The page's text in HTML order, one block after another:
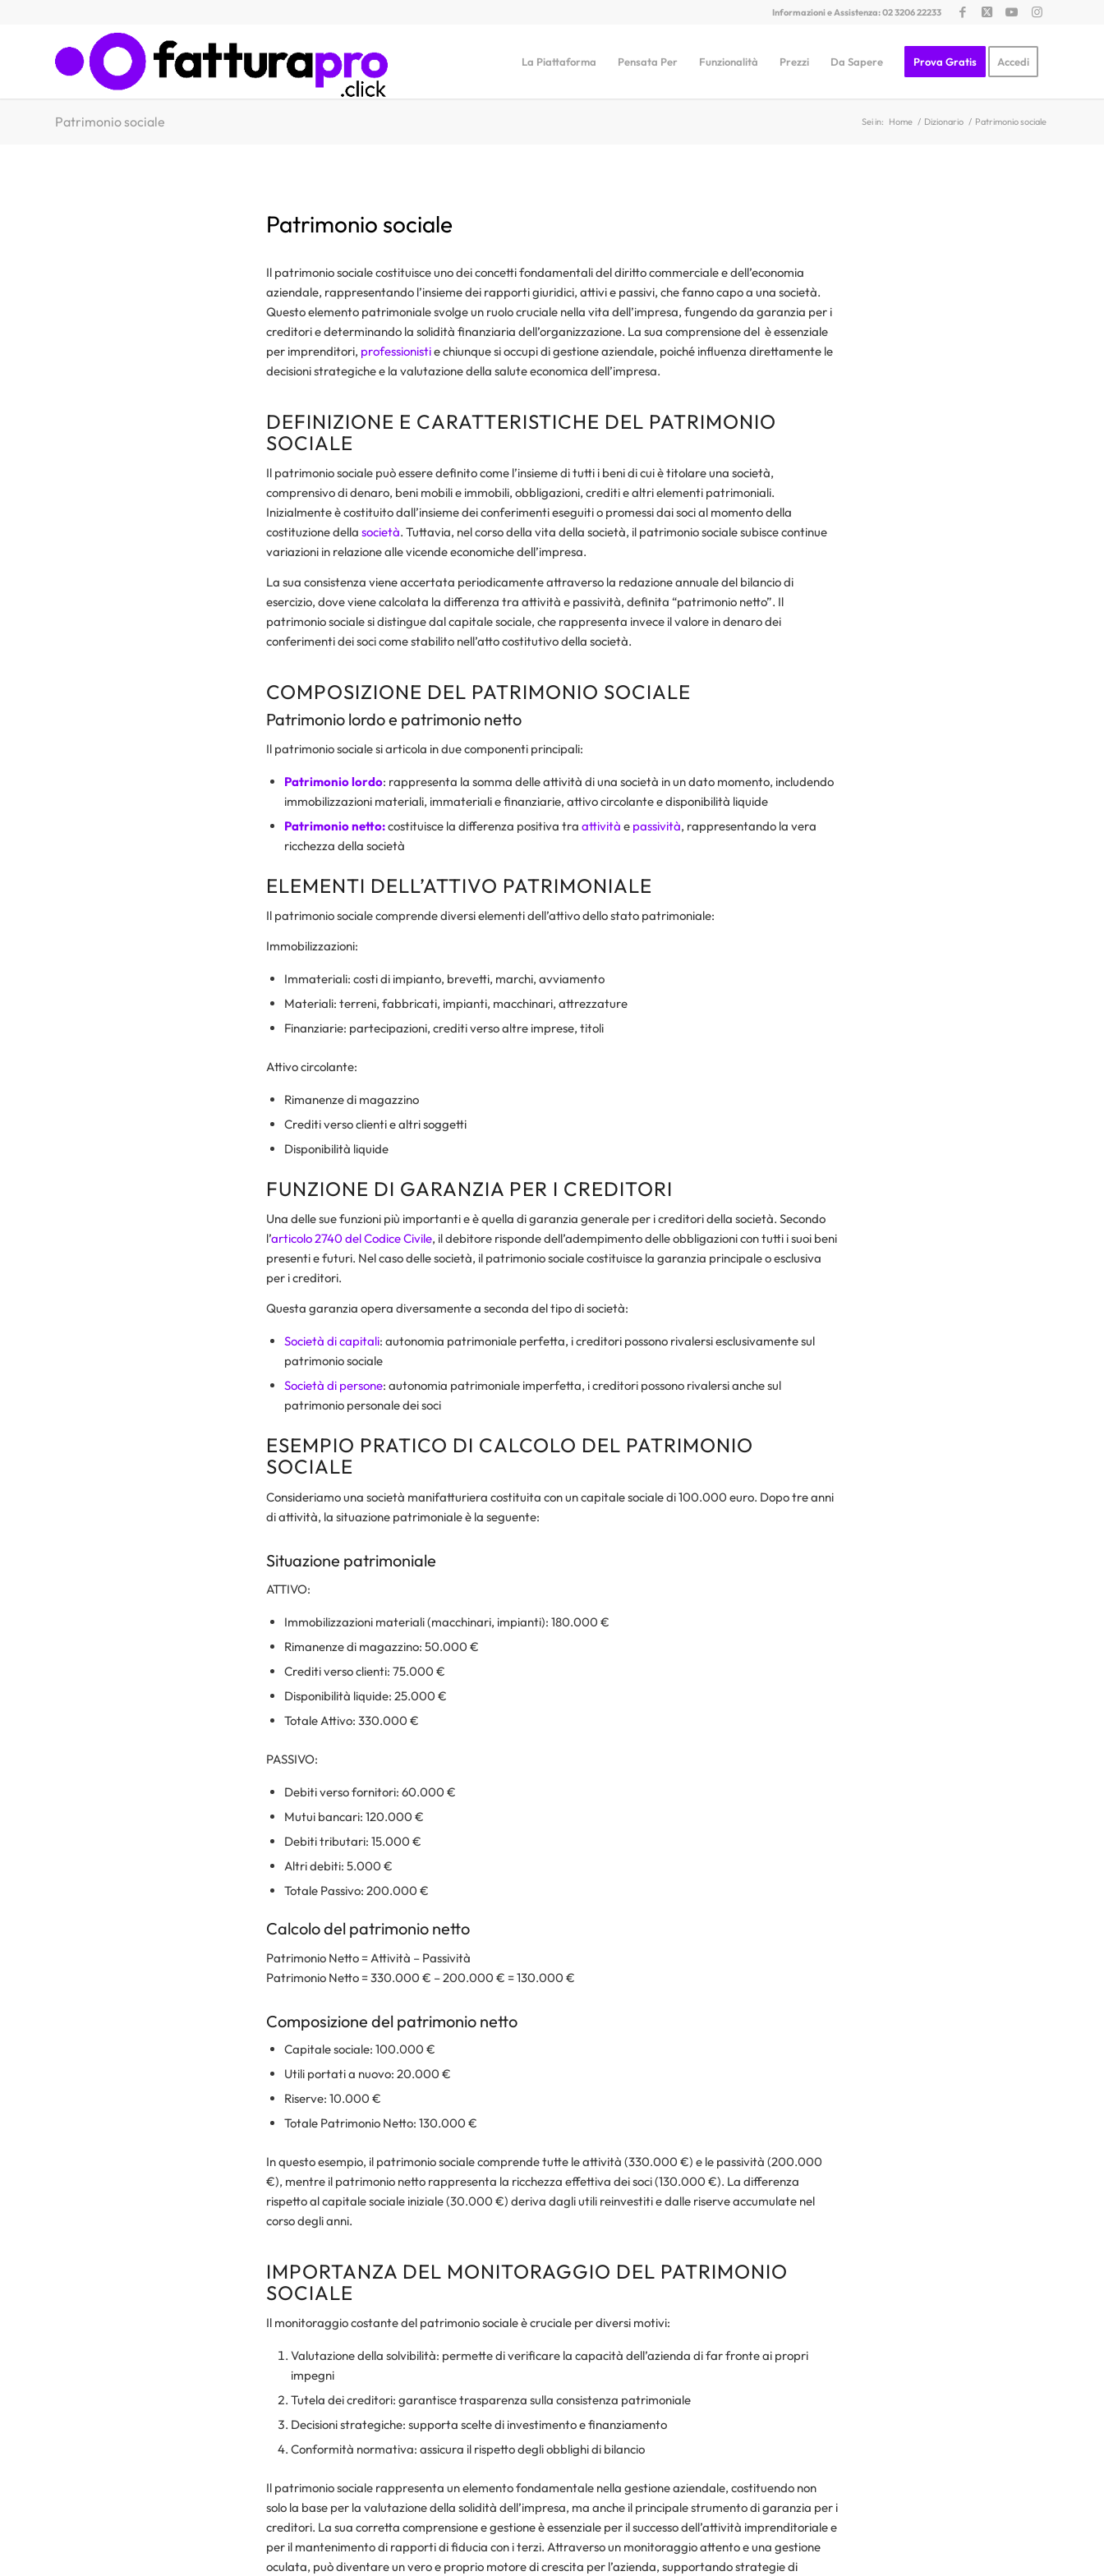
Informazioni e Assistenza: 02 3206 22233
La Piattaforma Pensata Per Funzionalità Prezzi Da Sapere Prova Gratis Accedi
Patrimonio sociale Sei in: Home / Dizionario / Patrimonio sociale
Patrimonio sociale
Il patrimonio sociale costituisce uno dei concetti fondamentali del diritto commerciale e dell’economia
aziendale, rappresentando l’insieme dei rapporti giuridici, attivi e passivi, che fanno capo a una società.
Questo elemento patrimoniale svolge un ruolo cruciale nella vita dell’impresa, fungendo da garanzia per i
creditori e determinando la solidità finanziaria dell’organizzazione. La sua comprensione del è essenziale
per imprenditori, professionistie chiunque si occupi di gestione aziendale, poiché influenza direttamente le
decisioni strategiche e la valutazione della salute economica dell’impresa.
DEFINIZIONE E CARATTERISTICHE DEL PATRIMONIO
SOCIALE
Il patrimonio sociale può essere definito come l’insieme di tutti i beni di cui è titolare una società,
comprensivo di denaro, beni mobili e immobili, obbligazioni, crediti e altri elementi patrimoniali.
Inizialmente è costituito dall’insieme dei conferimenti eseguiti o promessi dai soci al momento della
costituzione della società. Tuttavia, nel corso della vita della società, il patrimonio sociale subisce continue
variazioni in relazione alle vicende economiche dell’impresa.
La sua consistenza viene accertata periodicamente attraverso la redazione annuale del bilancio di
esercizio, dove viene calcolata la differenza tra attività e passività, definita “patrimonio netto”. Il
patrimonio sociale si distingue dal capitale sociale, che rappresenta invece il valore in denaro dei
conferimenti dei soci come stabilito nell’atto costitutivo della società.
COMPOSIZIONE DEL PATRIMONIO SOCIALE
Patrimonio lordo e patrimonio netto
Il patrimonio sociale si articola in due componenti principali:
Patrimonio lordo: rappresenta la somma delle attività di una società in un dato momento, includendo
immobilizzazioni materiali, immateriali e finanziarie, attivo circolante e disponibilità liquide
Patrimonio netto:costituisce la differenza positiva tra attività e passività, rappresentando la vera
ricchezza della società
ELEMENTI DELL’ATTIVO PATRIMONIALE
Il patrimonio sociale comprende diversi elementi dell’attivo dello stato patrimoniale:
Immobilizzazioni:
Immateriali: costi di impianto, brevetti, marchi, avviamento
Materiali: terreni, fabbricati, impianti, macchinari, attrezzature
Finanziarie: partecipazioni, crediti verso altre imprese, titoli
Attivo circolante:
Rimanenze di magazzino
Crediti verso clienti e altri soggetti
Disponibilità liquide
FUNZIONE DI GARANZIA PER I CREDITORI
Una delle sue funzioni più importanti e è quella di garanzia generale per i creditori della società. Secondo
l’articolo 2740 del Codice Civile, il debitore risponde dell’adempimento delle obbligazioni con tutti i suoi beni
presenti e futuri. Nel caso delle società, il patrimonio sociale costituisce la garanzia principale o esclusiva
per i creditori.
Questa garanzia opera diversamente a seconda del tipo di società:
Società di capitali: autonomia patrimoniale perfetta, i creditori possono rivalersi esclusivamente sul
patrimonio sociale
Società di persone: autonomia patrimoniale imperfetta, i creditori possono rivalersi anche sul
patrimonio personale dei soci
ESEMPIO PRATICO DI CALCOLO DEL PATRIMONIO
SOCIALE
Consideriamo una società manifatturiera costituita con un capitale sociale di 100.000 euro. Dopo tre anni
di attività, la situazione patrimoniale è la seguente:
Situazione patrimoniale
ATTIVO:
Immobilizzazioni materiali (macchinari, impianti): 180.000 €
Rimanenze di magazzino: 50.000 €
Crediti verso clienti: 75.000 €
Disponibilità liquide: 25.000 €
Totale Attivo: 330.000 €
PASSIVO:
Debiti verso fornitori: 60.000 €
Mutui bancari: 120.000 €
Debiti tributari: 15.000 €
Altri debiti: 5.000 €
Totale Passivo: 200.000 €
Calcolo del patrimonio netto
Patrimonio Netto = Attività – Passività
Patrimonio Netto = 330.000 € – 200.000 € = 130.000 €
Composizione del patrimonio netto
Capitale sociale: 100.000 €
Utili portati a nuovo: 20.000 €
Riserve: 10.000 €
Totale Patrimonio Netto: 130.000 €
In questo esempio, il patrimonio sociale comprende tutte le attività (330.000 €) e le passività (200.000
€), mentre il patrimonio netto rappresenta la ricchezza effettiva dei soci (130.000 €). La differenza
rispetto al capitale sociale iniziale (30.000 €) deriva dagli utili reinvestiti e dalle riserve accumulate nel
corso degli anni.
IMPORTANZA DEL MONITORAGGIO DEL PATRIMONIO
SOCIALE
Il monitoraggio costante del patrimonio sociale è cruciale per diversi motivi:
Valutazione della solvibilità: permette di verificare la capacità dell’azienda di far fronte ai propri
impegni
Tutela dei creditori: garantisce trasparenza sulla consistenza patrimoniale
Decisioni strategiche: supporta scelte di investimento e finanziamento
Conformità normativa: assicura il rispetto degli obblighi di bilancio
Il patrimonio sociale rappresenta un elemento fondamentale nella gestione aziendale, costituendo non
solo la base per la valutazione della solidità dell’impresa, ma anche il principale strumento di garanzia per i
creditori. La sua corretta comprensione e gestione è essenziale per il successo dell’attività imprenditoriale e
per il mantenimento di rapporti di fiducia con i terzi. Attraverso un monitoraggio attento e una gestione
oculata, può diventare un vero e proprio motore di crescita per l’azienda, supportando strategie di